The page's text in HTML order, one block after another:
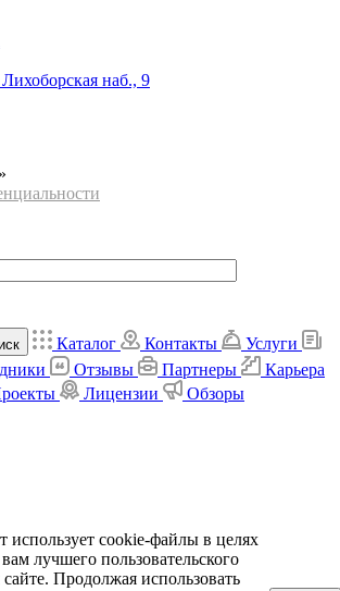
наб., 9
Каталог Контакты
Услуги
Отзывы Партнеры
Карьера
Лицензии Обзоры
использует cookie-файлы в целях
лучшего пользовательского
Продолжая использовать